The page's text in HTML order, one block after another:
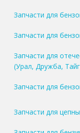
Запчасти для
Запчасти для
Запчасти для
(Урал, Дружба,
Запчасти для
Запчасти для